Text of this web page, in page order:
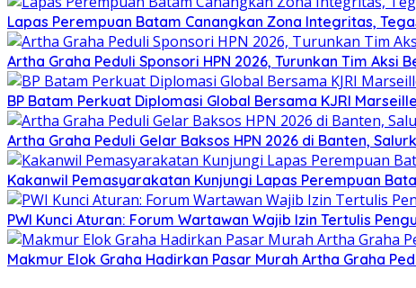
Lapas Perempuan Batam Canangkan Zona Integritas,
Artha Graha Peduli Sponsori HPN 2026, Turunkan Tim Aksi
BP Batam Perkuat Diplomasi Global Bersama KJRI Marseille
Artha Graha Peduli Gelar Baksos HPN 2026 di Banten,
Kakanwil Pemasyarakatan Kunjungi Lapas Perempuan
PWI Kunci Aturan: Forum Wartawan Wajib Izin Tertulis
Makmur Elok Graha Hadirkan Pasar Murah Artha Graha